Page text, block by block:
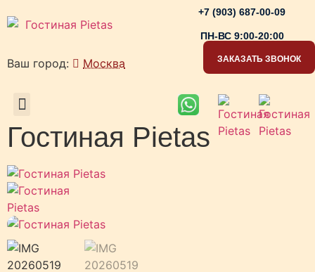
+7 (903) 687-00-09
ПН-ВС 9:00-20:00
Ваш город: Москва ЗАКАЗАТЬ ЗВОНОК
Гостиная Pietas